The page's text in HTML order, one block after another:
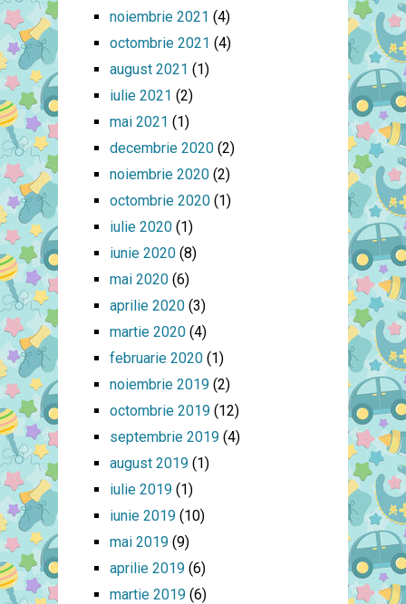
noiembrie 2021 (4)
octombrie 2021 (4)
august 2021 (1)
iulie 2021 (2)
mai 2021 (1)
decembrie 2020(2)
noiembrie 2020(2)
octombrie 2020(1)
iulie 2020(1)
iunie 2020(8)
mai 2020(6)
aprilie 2020(3)
martie 2020(4)
februarie 2020(1)
noiembrie 2019(2)
octombrie 2019(12)
septembrie 2019(4)
august 2019(1)
iulie 2019(1)
iunie 2019(10)
mai 2019(9)
aprilie 2019(6)
martie 2019(6)